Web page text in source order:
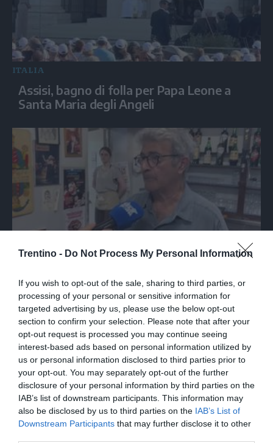
Trentino - Do Not Process My Personal Information
If you wish to opt-out of the sale, sharing to third parties, or
processing of your personal or sensitive information for
targeted advertising by us, please use the below opt-out
section to confirm your selection. Please note that after your
opt-out request is processed you may continue seeing
interest-based ads based on personal information utilized by
us or personal information disclosed to third parties prior to
your opt-out. You may separately opt-out of the further
disclosure of your personal information by third parties on the
IAB’s list of downstream participants. This information may
also be disclosed by us to third parties on the IAB’s List of
Downstream Participants that may further disclose it to other
ITALIA
Assisi, bagno di folla per Papa Leone a
Santa Maria degli Angeli
Nella trattoria bolognese dove Guccini
tirava tardi: «Qua viveva di notte»